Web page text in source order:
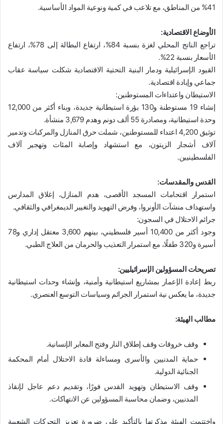
41% من المناطق، مع تلاعب في كمية ونوعية المواد الأساسية.
الأوضاع الاقتصادية:
تراجع الناتج المحلي لغزة بنسبة 84%، ارتفاع البطالة إلى 78%، ارتفاع
الأسعار بنسبة 22%.
القيود الإسرائيلية ودمار البنية التحتية الاقتصادية شكلت سياسة عقاب
جماعي وإبادة اقتصادية.
الاستيطان واعتداءات المستوطنين:
إنشاء 19 مستوطنة و130 بؤرة استيطانية جديدة، وبناء أكثر من 12,000
وحدة استيطانية، ومصادرة 55 ألف دونم وهدم 3,679 منشأة.
توثيق 4,200 اعتداء للمستوطنين، شملت حرق المنازل والمركبات وتدمير
آلاف أشجار الزيتون، مع استشهاد وإصابة المئات وتهجير آلاف
الفلسطينيين.
القدس والمقدسات:
استمرار اقتحامات المسجد الأقصى، هدم المنازل، إغلاق المدارس
واستهداف منشآت الأونروا، وفرض التهويد والتغيير الديمغرافي والثقافي.
جرائم الاحتلال في السجون:
وجود أكثر من 10,400 أسير فلسطيني، بينهم 3,600 معتقل إداري و78
أسيرة و320 طفلًا، مع استمرار التعذيب والحرمان من العلاج الطبي.
تصريحات المسؤولين الإسرائيليين:
ربط إعادة الإعمار بمشاريع استيطانية وأمنية، وإنشاء وحدات استيطانية
جديدة، ما يعكس نية استمرار الجرائم وسياسات التوسع العنصري.
مطالب الهيئة:
وقف خروقات وقف إطلاق النار وفتح المعابر الإنسانية.
حماية المدنيين والأسرى ومساءلة قادة الاحتلال أمام المحكمة
الجنائية الدولية.
وقف الاستيطان وتهويد القدس فورًا، وتقديم دعم عاجل لإنقاذ
المدنيين، وضمان محاسبة المسؤولين عن الانتهاكات.
واختتمت الهيئة مذكرتها بالتأكيد على ضرورة تعزيز التحركات الشعبية